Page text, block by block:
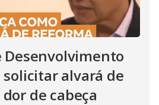
Desenvolvimento
alvará de
de cabeça